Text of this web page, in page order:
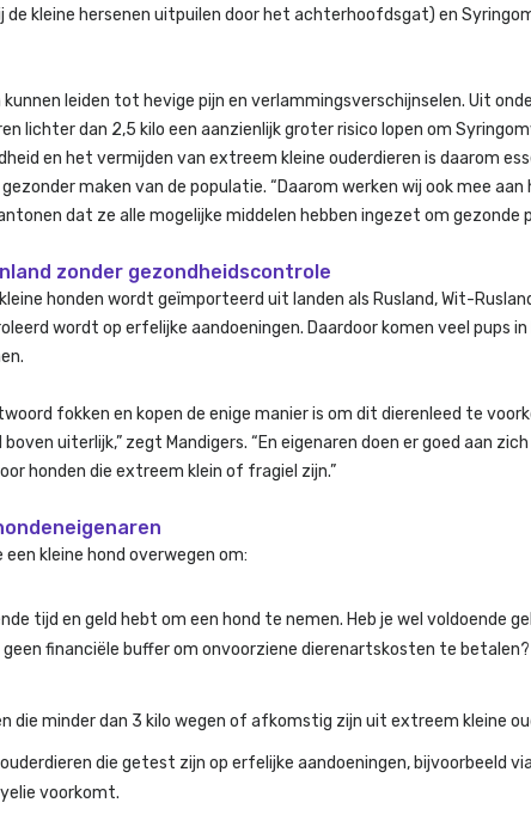
de kleine hersenen uitpuilen door het achterhoofdsgat) en
kunnen leiden tot hevige pijn en verlammingsverschijnselen. Uit
lichter dan 2,5 kilo een aanzienlijk groter risico lopen om
en het vermijden van extreem kleine ouderdieren is daarom
maken van de populatie. “Daarom werken wij ook mee
dat ze alle mogelijke middelen hebben ingezet om gezonde
zonder gezondheidscontrole
honden wordt geïmporteerd uit landen als Rusland, Wit-
wordt op erfelijke aandoeningen. Daardoor komen veel pups
fokken en kopen de enige manier is om dit dierenleed te
uiterlijk,” zegt Mandigers. “En eigenaren doen er goed aan
honden die extreem klein of fragiel zijn.”
een kleine hond overwegen om:
tijd en geld hebt om een hond te nemen. Heb je wel voldoende
geen financiële buffer om onvoorziene dierenartskosten te
die minder dan 3 kilo wegen of afkomstig zijn uit extreem kleine
die getest zijn op erfelijke aandoeningen, bijvoorbeeld via
voorkomt.